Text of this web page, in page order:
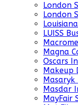
London
London
LUISS
Magna
Oscars
Makeup
Masaryk
Masdar
MayFair